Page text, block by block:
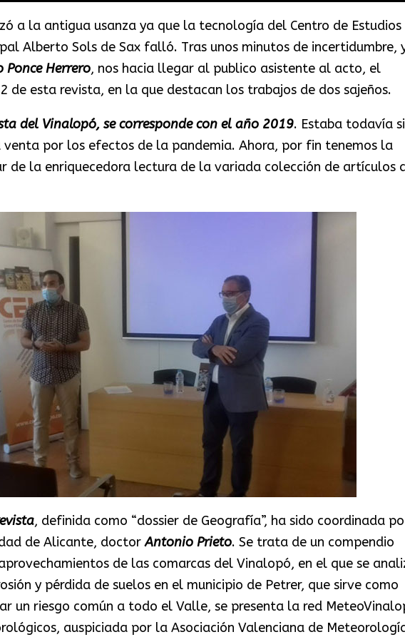
a la antigua usanza ya que la tecnología del Centro de Estudios
Alberto Sols de Sax falló. Tras unos minutos de incertidumbre,
Ponce Herrero, nos hacia llegar al publico asistente al acto, el
de esta revista, en la que destacan los trabajos de dos sajeños.
del Vinalopó, se corresponde con el año 2019. Estaba todavía
venta por los efectos de la pandemia. Ahora, por fin tenemos la
de la enriquecedora lectura de la variada colección de artículos
, definida como “dossier de Geografía”, ha sido coordinada
de Alicante, doctorAntonio Prieto. Se trata de un compendio
de las comarcas del Vinalopó, en el que se
y pérdida de suelos en el municipio de Petrer, que sirve como
un riesgo común a todo el Valle, se presenta la red
auspiciada por la Asociación Valenciana de